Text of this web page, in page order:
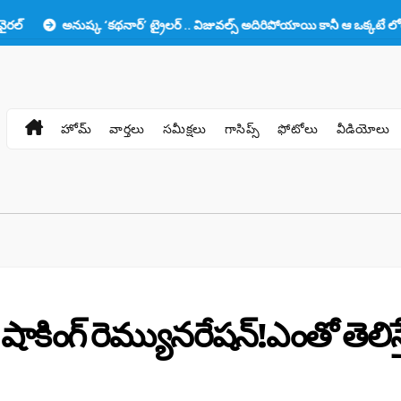
‘కథనార్’ ట్రైలర్ .. విజువల్స్ అదిరిపోయాయి కానీ ఆ ఒక్కటే లోటు!!
హోమ్ వార్తలు సమీక్షలు గాసిప్స్ ఫోటోలు వీడియోలు
షాకింగ్ రెమ్యునరేషన్!ఎంతో